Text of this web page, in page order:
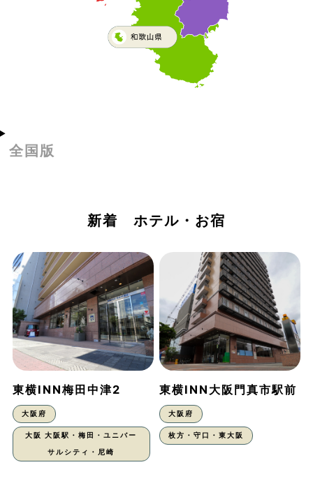
全国版
新着 ホテル・お宿
東横INN梅田中津2
大阪府
大阪 大阪駅・梅田・ユニバー
サルシティ・尼崎
東横INN大阪門真市駅前
大阪府
枚方・守口・東大阪